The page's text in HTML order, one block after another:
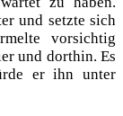
und setzte sich
vorsichtig
und dorthin. Es
er ihn unter